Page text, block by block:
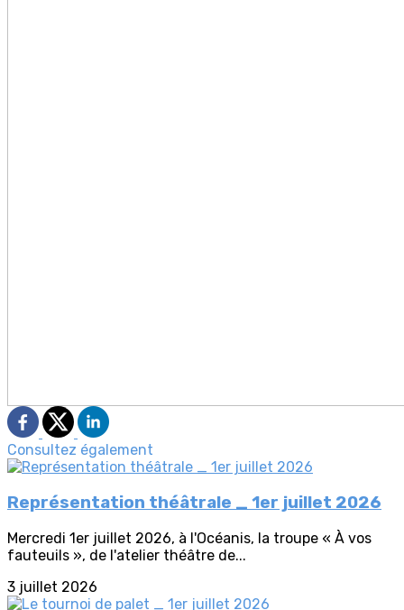
Consultez également
Représentation théâtrale _ 1er juillet 2026
Mercredi 1er juillet 2026, à l'Océanis, la troupe « À vos
fauteuils », de l'atelier théâtre de...
3 juillet 2026